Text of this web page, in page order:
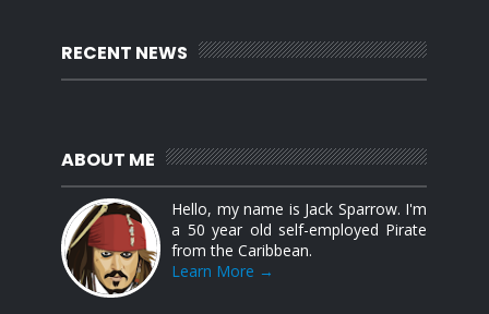
RECENT NEWS
ABOUT ME
Hello, my name is Jack Sparrow. I'm
a 50 year old self-employed Pirate
from the Caribbean.
Learn More →